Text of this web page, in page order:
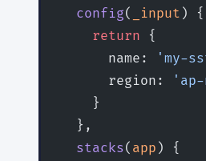
  config
( _input ) {
    return
{
      name:
'my-
      region:
    }
  },
  stacks
( app ) {